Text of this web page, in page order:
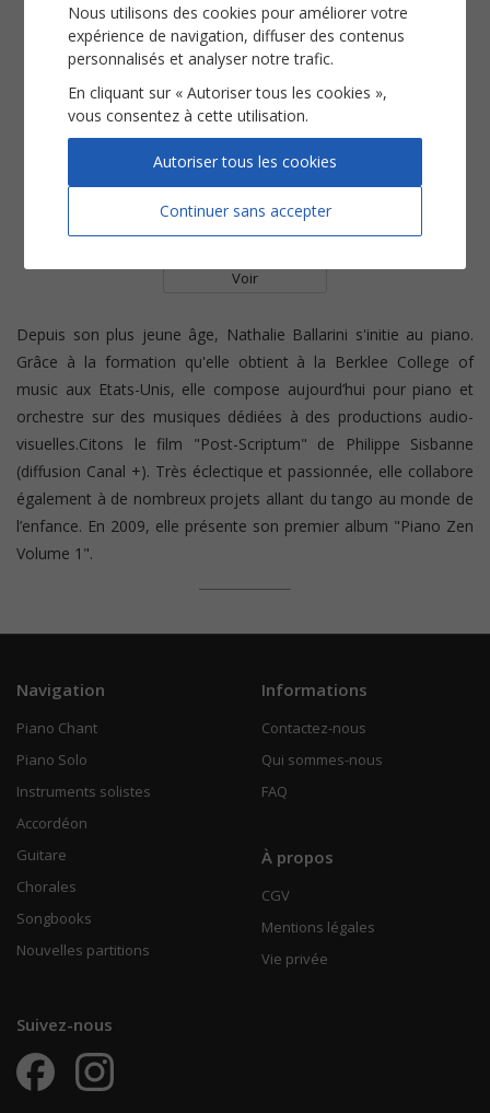
Depuis son plus jeune âge, Nathalie Ballarini s'initie au piano.
Grâce à la formation qu'elle obtient à la Berklee College of
music aux Etats-Unis, elle compose aujourd’hui pour piano et
orchestre sur des musiques dédiées à des productions audio-
visuelles.Citons le film "Post-Scriptum" de Philippe Sisbanne
(diffusion Canal +). Très éclectique et passionnée, elle collabore
également à de nombreux projets allant du tango au monde de
l’enfance. En 2009, elle présente son premier album "Piano Zen
Volume 1".
Valse d'hiver
Piano solo
Voir
Navigation
Piano Chant
Piano Solo
Instruments solistes
Accordéon
Guitare
Chorales
Songbooks
Nouvelles partitions
Informations
Contactez-nous
Qui sommes-nous
FAQ
À propos
CGV
Mentions légales
Vie privée
Suivez-nous
Nous utilisons des cookies pour améliorer votre
expérience de navigation, diffuser des contenus
personnalisés et analyser notre trafic.
En cliquant sur « Autoriser tous les cookies »,
vous consentez à cette utilisation.
Continuer sans accepter
Autoriser tous les cookies